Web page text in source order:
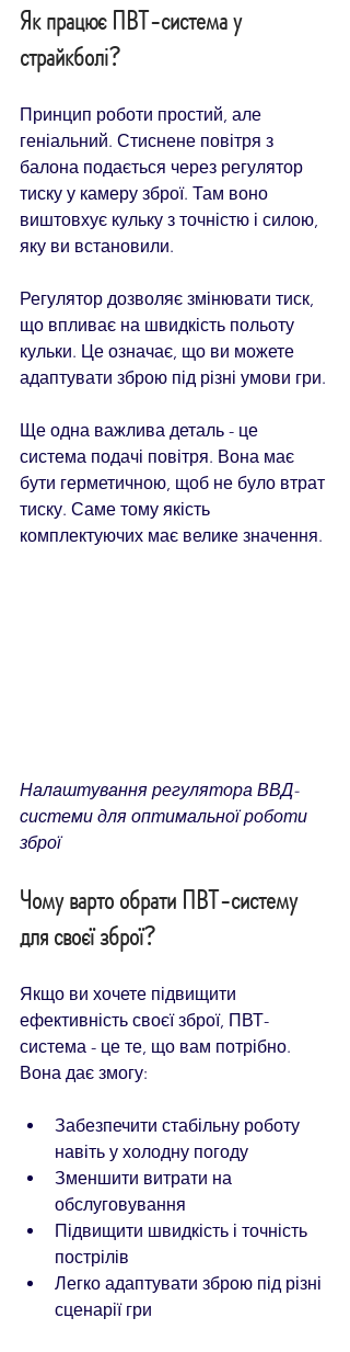
Як працює ПВТ-система у
страйкболі?
Принцип роботи простий, але
геніальний. Стиснене повітря з
балона подається через регулятор
тиску у камеру зброї. Там воно
виштовхує кульку з точністю і силою,
яку ви встановили.
Регулятор дозволяє змінювати тиск,
що впливає на швидкість польоту
кульки. Це означає, що ви можете
адаптувати зброю під різні умови гри.
Ще одна важлива деталь - це
система подачі повітря. Вона має
бути герметичною, щоб не було втрат
тиску. Саме тому якість
комплектуючих має велике значення.
Налаштування регулятора ВВД-
системи для оптимальної роботи
зброї
Чому варто обрати ПВТ-систему
для своєї зброї?
Якщо ви хочете підвищити
ефективність своєї зброї, ПВТ-
система - це те, що вам потрібно.
Вона дає змогу:
Забезпечити стабільну роботу
навіть у холодну погоду
Зменшити витрати на
обслуговування
Підвищити швидкість і точність
пострілів
Легко адаптувати зброю під різні
сценарії гри